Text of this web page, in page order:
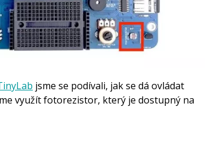
jsme se podívali, jak se dá ovládat
využít fotorezistor, který je dostupný na